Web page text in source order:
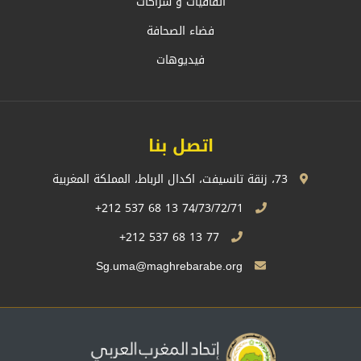
فضاء الصحافة
فيديوهات
اتصل بنا
77 13 68 537 212+